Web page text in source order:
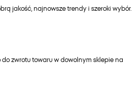
jakość, najnowsze trendy i szeroki wybór.
zwrotu towaru w dowolnym sklepie na